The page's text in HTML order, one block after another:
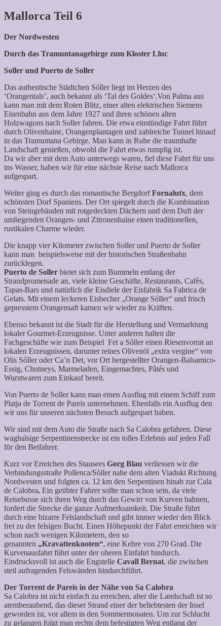
Mallorca Teil 6
Der Nordwesten
Durch das Tramuntanagebirge zum Kloster Lluc
Soller und Puerto de Soller
Das authentische Städtchen Sóller liegt im Herzen des
‘Orangentals’, auch bekannt als ‘Tal des Goldes‘.Von Palma aus
kann man mit dem Roten Blitz, einer alten elektrischen Siemens
Eisenbahn aus dem Jahre 1927 und ihren schönen alten
Holzwagons nach Soller fahren. Die etwa einstündige Fahrt führt
durch Olivenhaine, Orangenplantagen und zahlreiche Tunnel hinauf
in das Tramuntana Gebirge. Man kann in Ruhe die traumhafte
Landschaft genießen, obwohl die Fahrt etwas rumplig ist.
Da wir aber mit dem Auto unterwegs waren, fiel diese Fahrt für uns
ins Wasser, haben wir für eine nächste Reise nach Mallorca
aufgespart.
Weiter ging es durch das romantische BergdorfFornalutx, dem
schönsten Dorf Spaniens. Der Ort spiegelt durch die Kombination
von Steingebäuden mit rotgedeckten Dächern und dem Duft der
umliegenden Orangen- und Zitronenhaine einen traditionellen,
rustikalen Charme wieder.
Die knapp vier Kilometer zwischen Soller und Puerto de Soller
kann man beispielsweise mit der historischen Straßenbahn
zurücklegen.
Puerto de Soller bietet sich zum Bummeln entlang der
Strandpromenade an, viele kleine Geschäfte, Restaurants, Cafès,
Tapas-Bars und natürlich die Eisdiele der Eisfabrik Sa Fabrica de
Gelats. Mit einem leckeren Eisbecher „Orange Sóller“ und frisch
gepresstem Orangensaft kamen wir wieder zu Kräften.
Ebenso bekannt ist die Stadt für die Herstellung und Vermarktung
lokaler Gourmet-Erzeugnisse. Unter anderen halten die
Fachgeschäfte wie zum Beispiel Fet a Sóller einen Riesenvorrat an
lokalen Erzeugnissen, darunter reines Olivenöl „extra vergine“ von
Olis Sóller oder Ca’n Det, vor Ort hergestellter Orangen-Balsamico-
Essig, Chutneys, Marmeladen, Eingemachtes, Pâtés und
Wurstwaren zum Einkauf bereit.
Von Puerto de Soller kann man einen Ausflug mit einem Schiff zum
Platja de Torrent de Pareis unternehmen. Ebenfalls ein Ausflug den
wir uns für unseren nächsten Besuch aufgespart haben.
Wir sind mit dem Auto die Straße nach Sa Calobra gefahren. Diese
waghalsige Serpentinenstrecke ist ein tolles Erlebnis auf jeden Fall
für den Beifahrer.
Kurz vor Erreichen des Stausees Gorg Blau verliessen wir die
Verbindungsstraße Pollenca/Sòller nahe dem alten Viadukt Richtung
Nordwesten und folgten ca. 12 km den Serpentinen hinab zur Cala
de Calobra. Ein geübter Fahrer sollte man schon sein, da viele
Reisebusse sich ihren Weg durch das Gewirr von Kurven bahnen,
fordert die Strecke die ganze Aufmerksamkeit. Die Straße führt
durch eine bizarre Felslandschaft und gibt immer wieder den Blick
frei zu der felsigen Bucht. Einen Höhepunkt der Fahrt erreichten wir
schon nach wenigen Kilometern, den so
genannten „Kravattenknoten“, eine Kehre von 270 Grad. Die
Kurvenausfahrt führt unter der oberen Einfahrt hindurch.
Eindrucksvoll ist auch die Engstelle Cavall Bernat, die zwischen
steil aufragenden Felswänden hindurchführt.
Der Torrent de Pareis in der Nähe von Sa Calobra
Sa Calobra ist nicht einfach zu erreichen, aber die Landschaft ist so
atemberaubend, das dieser Strand einer der beliebtesten der Insel
geworden ist, vor allem in den Sommermonaten. Um zur Schlucht
zu gelangen folgt man rechts dem befestigten Weg entlang der